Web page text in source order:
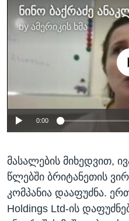
by ამერიკის ხმა
No media
0:00
მასალების მიხედვით,
წლებში ბრიტანეთის
კომპანია დააფუძნა.
Holdings Ltd-ის